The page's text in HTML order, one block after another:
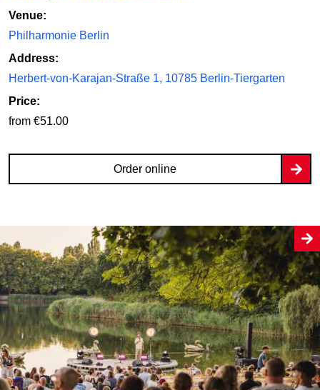
Venue:
Philharmonie Berlin
Address:
Herbert-von-Karajan-Straße 1, 10785 Berlin-Tiergarten
Price:
from €51.00
Order online